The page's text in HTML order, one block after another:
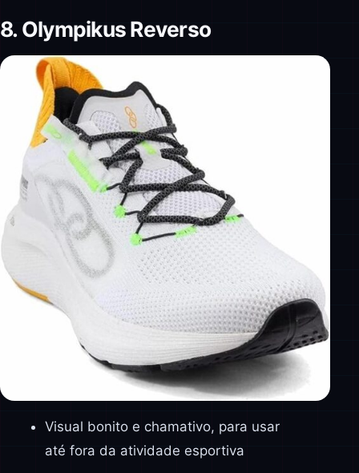
8. Olympikus Reverso
Visual bonito e chamativo, para usar
até fora da atividade esportiva